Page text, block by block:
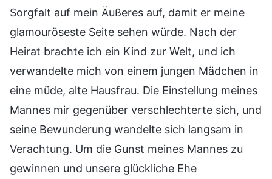
Sorgfalt auf mein Äußeres auf, damit er meine
glamouröseste Seite sehen würde. Nach der
Heirat brachte ich ein Kind zur Welt, und ich
verwandelte mich von einem jungen Mädchen in
eine müde, alte Hausfrau. Die Einstellung meines
Mannes mir gegenüber verschlechterte sich, und
seine Bewunderung wandelte sich langsam in
Verachtung. Um die Gunst meines Mannes zu
gewinnen und unsere glückliche Ehe